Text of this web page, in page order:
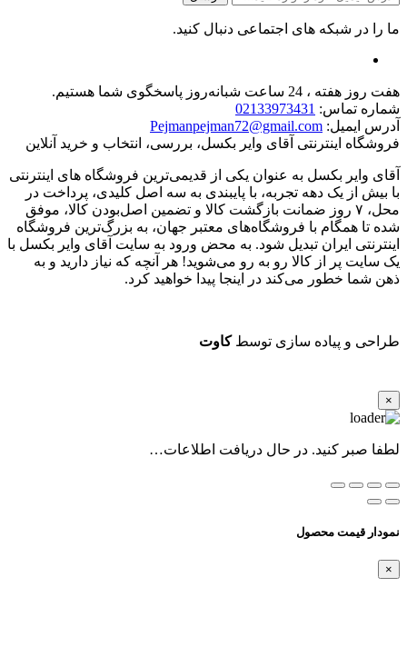
ما را در شبکه های اجتماعی دنبال کنید.
هفت روز هفته ، 24 ساعت شبانه‌روز پاسخگوی شما هستیم.
شماره تماس: 02133973431
آدرس ایمیل: Pejmanpejman72@gmail.com
فروشگاه اینترنتی آقای وایر بکسل، بررسی، انتخاب و خرید آنلاین
آقای وایر بکسل به عنوان یکی از قدیمی‌ترین فروشگاه های اینترنتی
با بیش از یک دهه تجربه، با پایبندی به سه اصل کلیدی، پرداخت در
محل، ۷ روز ضمانت بازگشت کالا و تضمین اصل‌بودن کالا، موفق
شده تا همگام با فروشگاه‌های معتبر جهان، به بزرگ‌ترین فروشگاه
اینترنتی ایران تبدیل شود. به محض ورود به سایت آقای وایر بکسل با
یک سایت پر از کالا رو به رو می‌شوید! هر آنچه که نیاز دارید و به
ذهن شما خطور می‌کند در اینجا پیدا خواهید کرد.
طراحی و پیاده سازی توسطکاوت
×
لطفا صبر کنید. در حال دریافت اطلاعات…
نمودار قیمت محصول
×